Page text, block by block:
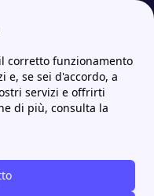
corretto funzionamento
se sei d'accordo, a
servizi e offrirti
di più, consulta la
Tiscali contatti: numeri verdi e recapiti utili
che, nel